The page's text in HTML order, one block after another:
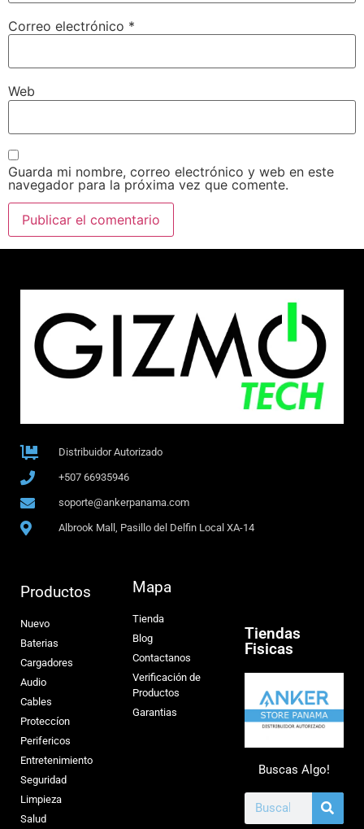
Correo electrónico *
Web
Guarda mi nombre, correo electrónico y web en este
navegador para la próxima vez que comente.
Distribuidor Autorizado
+507 66935946
soporte@ankerpanama.com
Albrook Mall, Pasillo del Delfin Local XA-14
Productos
Nuevo
Baterias
Cargadores
Audio
Cables
Proteccíon
Perifericos
Entretenimiento
Seguridad
Limpieza
Salud
Mapa
Tienda
Blog
Contactanos
Verificación de
Productos
Garantias
Tiendas
Fisicas
Buscas Algo!